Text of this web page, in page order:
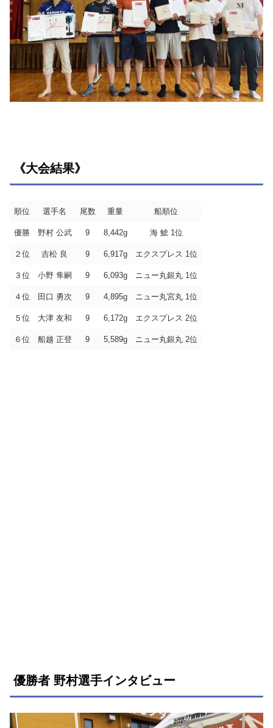
《大会結果》
順位 選手名 尾数 重量 船順位
優勝 野村 公武 9 8,442g 海 鯱 1位
２位 吉松 良 9 6,917g エクスプレス 1位
３位 小野 隼嗣 9 6,093g ニュー丸銀丸 1位
４位 田口 勇次 9 4,895g ニュー丸宮丸 1位
５位 大津 友和 9 6,172g エクスプレス 2位
６位 船越 正登 9 5,589g ニュー丸銀丸 2位
優勝者 野村選手インタビュー